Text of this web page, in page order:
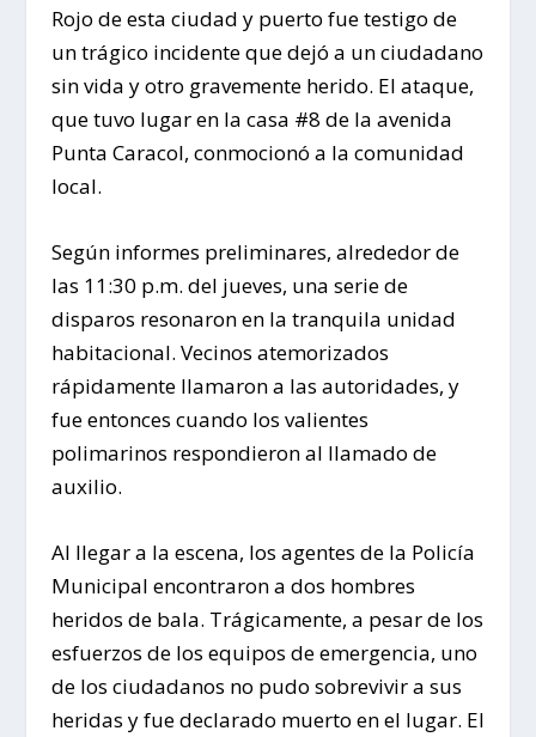
Rojo de esta ciudad y puerto fue testigo de
un trágico incidente que dejó a un ciudadano
sin vida y otro gravemente herido. El ataque,
que tuvo lugar en la casa #8 de la avenida
Punta Caracol, conmocionó a la comunidad
local.
Según informes preliminares, alrededor de
las 11:30 p.m. del jueves, una serie de
disparos resonaron en la tranquila unidad
habitacional. Vecinos atemorizados
rápidamente llamaron a las autoridades, y
fue entonces cuando los valientes
polimarinos respondieron al llamado de
auxilio.
Al llegar a la escena, los agentes de la Policía
Municipal encontraron a dos hombres
heridos de bala. Trágicamente, a pesar de los
esfuerzos de los equipos de emergencia, uno
de los ciudadanos no pudo sobrevivir a sus
heridas y fue declarado muerto en el lugar. El